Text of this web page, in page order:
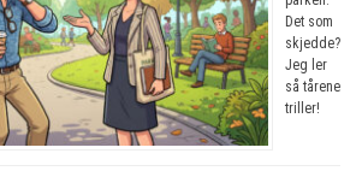
Det som
skjedde?
Jeg ler
så tårene
triller!